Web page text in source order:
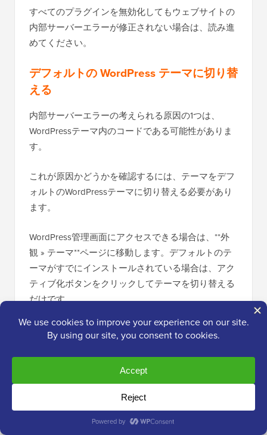
すべてのプラグインを無効化してもウェブサイトの
内部サーバーエラーが修正されない場合は、読み進
めてください。
デフォルトの WordPress テーマに切り替
える
内部サーバーエラーの考えられる原因の1つは、
WordPressテーマ内のコードである可能性がありま
す。
これが原因かどうかを確認するには、テーマをデフ
ォルトのWordPressテーマに切り替える必要があり
ます。
WordPress管理画面にアクセスできる場合は、**外
観 » テーマ**ページに移動します。デフォルトのテ
ーマがすでにインストールされている場合は、アク
ティブ化ボタンをクリックしてテーマを切り替える
だけです。